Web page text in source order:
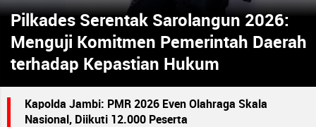
Pilkades Serentak Sarolangun 2026:
Menguji Komitmen Pemerintah Daerah
terhadap Kepastian Hukum
Kapolda Jambi: PMR 2026 Even Olahraga Skala
Nasional, Diikuti 12.000 Peserta